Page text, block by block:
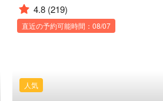
4.8 (219)
直近の予約可能時間：08/07
人気